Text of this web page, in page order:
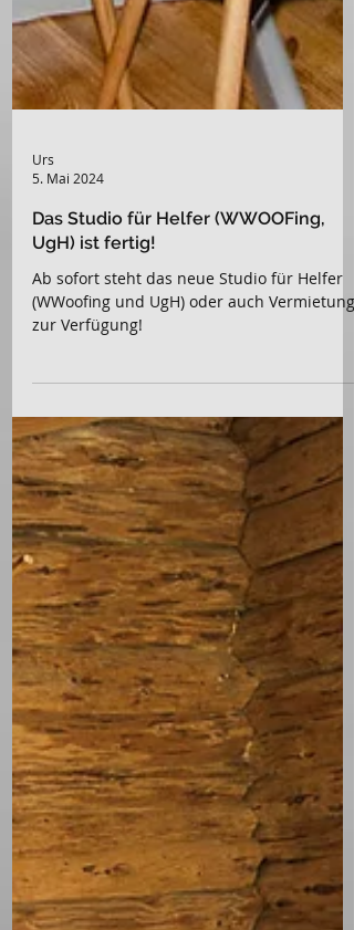
Urs
5. Mai 2024
Das Studio für Helfer (WWOOFing,
UgH) ist fertig!
Ab sofort steht das neue Studio für Helfer